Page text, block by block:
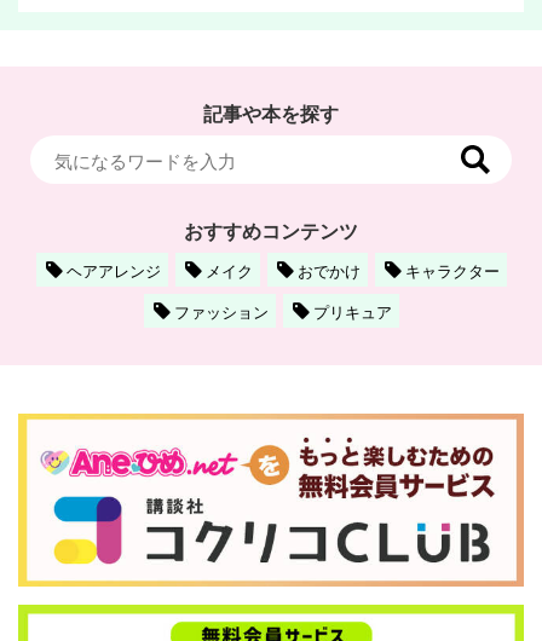
記事や本を探す
おすすめコンテンツ
ヘアアレンジ メイク おでかけ
キャラクター
ファッション
プリキュア